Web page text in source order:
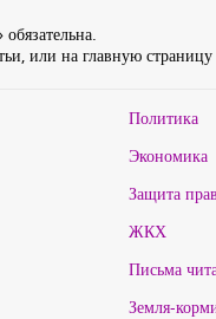
или на главную страницу
Политика
Экономика
Защита прав
ЖКХ
Письма
Земля-